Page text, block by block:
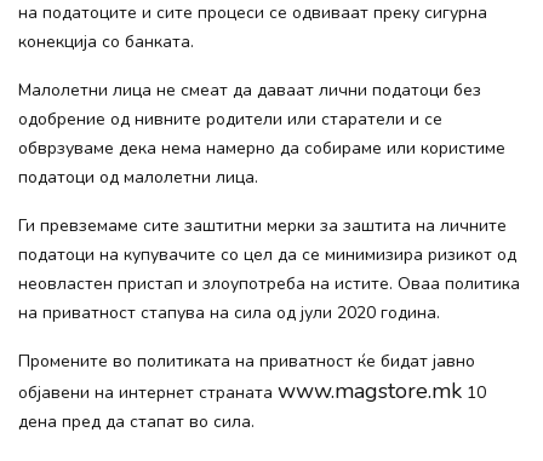
на податоците и сите процеси се одвиваат преку сигурна
конекција со банката.
Малолетни лица не смеат да даваат лични податоци без
одобрение од нивните родители или старатели и се
обврзуваме дека нема намерно да собираме или користиме
податоци од малолетни лица.
Ги превземаме сите заштитни мерки за заштита на личните
податоци на купувачите со цел да се минимизира ризикот од
неовластен пристап и злоупотреба на истите. Оваа политика
на приватност стапува на сила од јули 2020 година.
Промените во политиката на приватност ќе бидат јавно
објавени на интернет странатa www.magstore.mk 10
дена пред да стапат во сила.